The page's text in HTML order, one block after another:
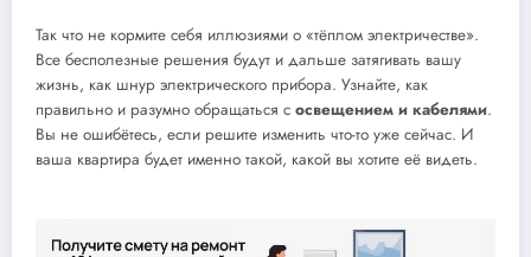
Так что не кормите себя иллюзиями о «тёплом электричестве».
Все бесполезные решения будут и дальше затягивать вашу
жизнь, как шнур электрического прибора. Узнайте, как
правильно и разумно обращаться с освещением и кабелями.
Вы не ошибётесь, если решите изменить что-то уже сейчас. И
ваша квартира будет именно такой, какой вы хотите её видеть.